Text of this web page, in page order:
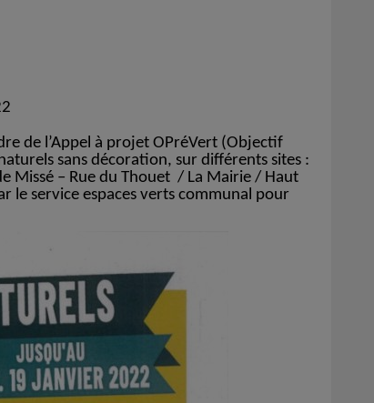
de l’Appel à projet OPréVert (Objectif
sans décoration, sur différents sites :
Missé – Rue du Thouet / La Mairie / Haut
le service espaces verts communal pour